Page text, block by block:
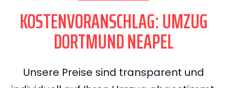
KOSTENVORANSCHLAG: UMZUG
DORTMUND NEAPEL
Unsere Preise sind transparent und